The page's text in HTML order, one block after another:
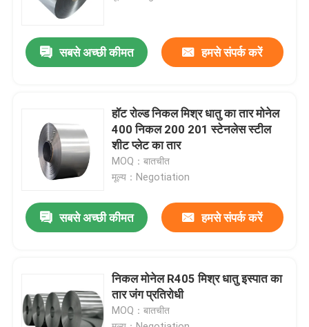
उत्पाद
स्टेनलेस स्टील प्लेट शीट
एसएस स्क्वायर ट्यूब
निर्बाध स्टेनलेस स्टील पाइप
स्टेनलेस स्टील पट्टी
सबसे अच्छी कीमत हमसे संपर्क करें
हॉट रोल्ड निकल मिश्र धातु का तार मोनेल
400 निकल 200 201 स्टेनलेस स्टील
शीट प्लेट का तार
MOQ：बातचीत
मूल्य：Negotiation
सबसे अच्छी कीमत हमसे संपर्क करें
निकल मोनेल R405 मिश्र धातु इस्पात का
तार जंग प्रतिरोधी
MOQ：बातचीत